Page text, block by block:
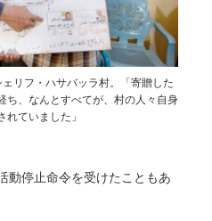
リフ・ハサバッラ村。「寄贈した
、なんとすべてが、村の人々自身
れていました」
動停止命令を受けたこともあ